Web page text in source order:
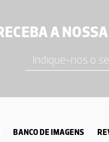
A
BANCO DE IMAGENS